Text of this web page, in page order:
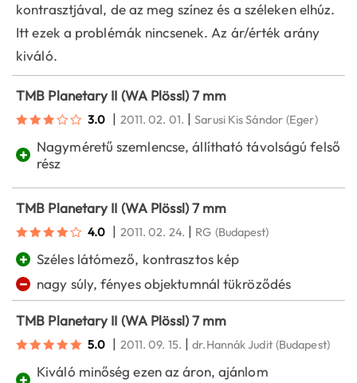
kontrasztjával, de az meg színez és a széleken elhúz.
Itt ezek a problémák nincsenek. Az ár/érték arány
kiváló.
TMB Planetary II (WA Plössl) 7 mm
3.0 | 2011. 02. 01. |Sarusi Kis Sándor (Eger)
+
Nagyméretű szemlencse, állítható távolságú felső
rész
TMB Planetary II (WA Plössl) 7 mm
4.0 | 2011. 02. 24. | RG (Budapest)
+ Széles látómező, kontrasztos kép
− nagy súly, fényes objektumnál tükröződés
TMB Planetary II (WA Plössl) 7 mm
5.0 | 2011. 09. 15. |dr.Hannák Judit (Budapest)
Kiváló minőség ezen az áron, ajánlom